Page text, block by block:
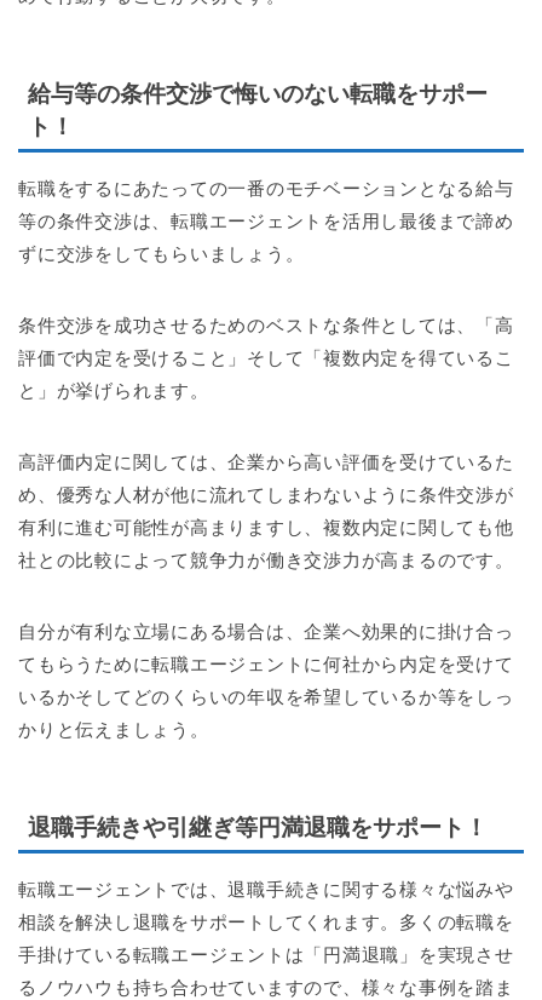
給与等の条件交渉で悔いのない転職をサポー
ト！
転職をするにあたっての一番のモチベーションとなる給与
等の条件交渉は、転職エージェントを活用し最後まで諦め
ずに交渉をしてもらいましょう。
条件交渉を成功させるためのベストな条件としては、「高
評価で内定を受けること」そして「複数内定を得ているこ
と」が挙げられます。
高評価内定に関しては、企業から高い評価を受けているた
め、優秀な人材が他に流れてしまわないように条件交渉が
有利に進む可能性が高まりますし、複数内定に関しても他
社との比較によって競争力が働き交渉力が高まるのです。
自分が有利な立場にある場合は、企業へ効果的に掛け合っ
てもらうために転職エージェントに何社から内定を受けて
いるかそしてどのくらいの年収を希望しているか等をしっ
かりと伝えましょう。
退職手続きや引継ぎ等円満退職をサポート！
転職エージェントでは、退職手続きに関する様々な悩みや
相談を解決し退職をサポートしてくれます。多くの転職を
手掛けている転職エージェントは「円満退職」を実現させ
るノウハウも持ち合わせていますので、様々な事例を踏ま